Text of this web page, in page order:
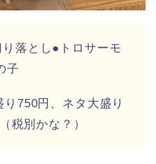
落とし●トロサーモ
子
750円、ネタ大盛り
税別かな？）